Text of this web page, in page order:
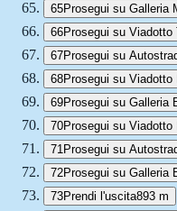
65Prosegui su Galleria
66Prosegui su Viadotto
67Prosegui su
68Prosegui su Viadotto
69Prosegui su Galleria
70Prosegui su Viadotto
71 Prosegui su
72Prosegui su Galleria
73Prendi l'uscita893 m